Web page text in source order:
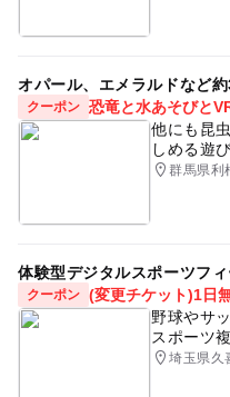
オパール、エメラルドなど
クーポン 恐竜と水あそびと
他にも昆
しめる遊
群馬県利
体験型デジタルスポーツフ
クーポン (変更チケット)1日
野球やサ
スポーツ
埼玉県久